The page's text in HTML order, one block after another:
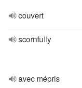
couvert
scornfully
avec mépris